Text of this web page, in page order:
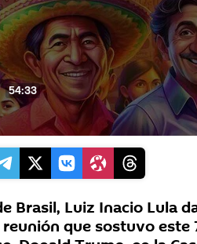
54:33
Brasil, Luiz Inacio Lula
que sostuvo este